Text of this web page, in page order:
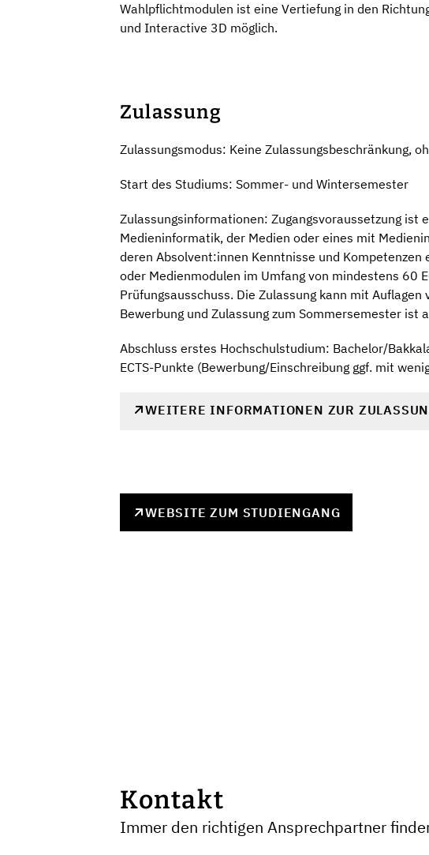
Wahlpflichtmodulen ist eine Vertiefung in den
und Interactive 3D möglich.
Zulassung
Zulassungsmodus: Keine Zulassungsbeschränkung,
Start des Studiums: Sommer- und Wintersemester
Zulassungsinformationen: Zugangsvoraussetzung
Medieninformatik, der Medien oder eines mit
deren Absolvent:innen Kenntnisse und
oder Medienmodulen im Umfang von mindestens 60
Prüfungsausschuss. Die Zulassung kann mit
Bewerbung und Zulassung zum Sommersemester
Abschluss erstes Hochschulstudium: Bachelor/
ECTS-Punkte (Bewerbung/Einschreibung ggf. mit
WEITERE INFORMATIONEN ZUR
WEBSITE ZUM STUDIENGANG
Kontakt
Immer den richtigen Ansprechpartner